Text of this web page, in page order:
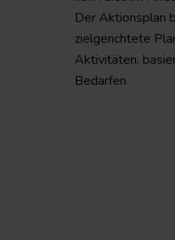
Der Aktionsplan
zielgerichtete
Aktivitäten,
Bedarfen